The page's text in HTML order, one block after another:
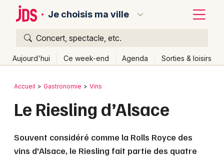
Je choisis ma ville
Concert, spectacle, etc.
Aujourd'hui Ce week-end Agenda Sorties & loisirs
Publier un événement
Grands événements
Bordeaux
Lille
Retour
Accueil Gastronomie Vins
Le Riesling d’Alsace
Souvent considéré comme la Rolls Royce des
vins d'Alsace, le Riesling fait partie des quatre
Quoi ?
Où ?
Quand ?
Aujourd'hui
Demain Ce week-end Autre